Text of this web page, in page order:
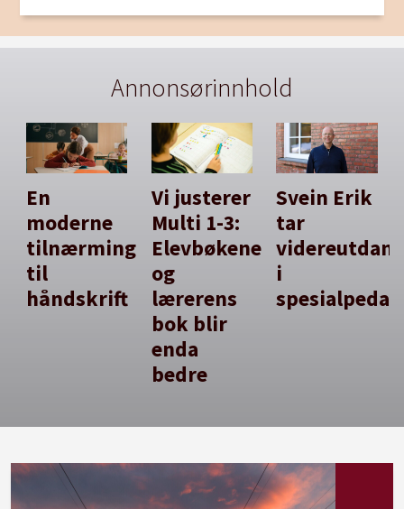
Annonsørinnhold
En
moderne
tilnærming
til
håndskrift
Vi justerer
Multi 1-3:
Elevbøkene
og
lærerens
bok blir
enda
bedre
Svein Erik
tar
i